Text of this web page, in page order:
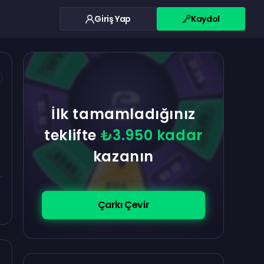
Giriş Yap Kaydol
İlk tamamladığınız
teklifte ₺3.950 kadar
kazanın
Çarkı Çevir
$100
$5.00
$5.00
$0.10 $5.00
$5.00